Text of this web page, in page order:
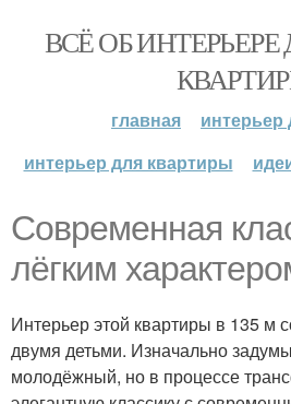
ВСЁ ОБ
главная
интерьер для квартиры
Современная
лёгким
Интерьер этой квартиры в 135 м
двумя детьми. Изначально
молодёжный, но в процессе